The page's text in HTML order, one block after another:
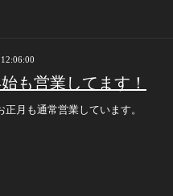
も営業してます！
正月も通常営業しています。